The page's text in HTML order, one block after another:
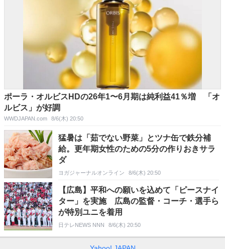
ポーラ・オルビスHDの26年1〜6月期は純利益41％増 「オ
ルビス」が好調
WWDJAPAN.com 8/6(木) 20:50
猛暑は「茹でない野菜」とツナ缶で鉄分補
給。更年期女性のための5分の作りおきサラ
ダ
ヨガジャーナルオンライン 8/6(木) 20:50
【広島】平和への願いを込めて「ピースナイ
ター」を実施 広島の監督・コーチ・選手ら
が特別ユニを着用
日テレNEWS NNN 8/6(木) 20:50